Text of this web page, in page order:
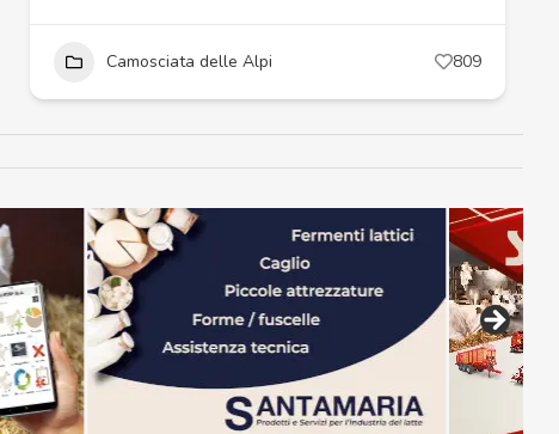
Camosciata delle Alpi 809